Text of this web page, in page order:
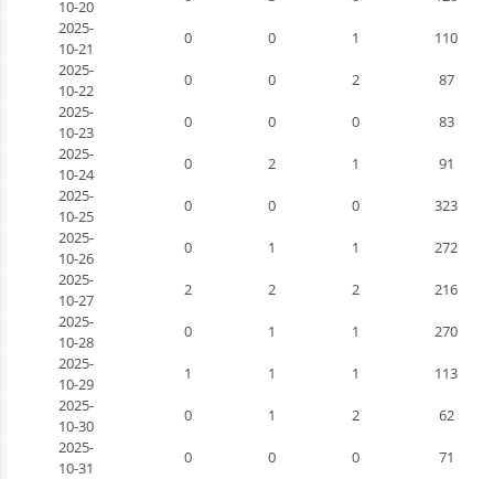
10-20
2025-
10-21
0 0 1
110
2025-
10-22
0 0 2
87
2025-
10-23
0 0 0
83
2025-
10-24
0 2 1
91
2025-
10-25
0 0 0
323
2025-
10-26
0 1 1
272
2025-
10-27
2 2 2
216
2025-
10-28
0 1 1
270
2025-
10-29
1 1 1
113
2025-
10-30
0 1 2
62
2025-
10-31
0 0 0 71